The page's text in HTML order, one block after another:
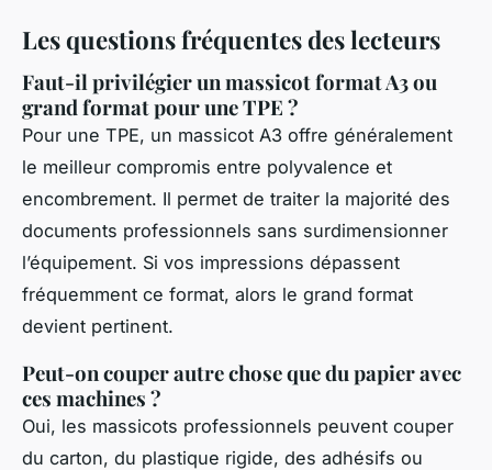
Les questions fréquentes des lecteurs
Faut-il privilégier un massicot format A3 ou
grand format pour une TPE ?
Pour une TPE, un massicot A3 offre généralement
le meilleur compromis entre polyvalence et
encombrement. Il permet de traiter la majorité des
documents professionnels sans surdimensionner
l’équipement. Si vos impressions dépassent
fréquemment ce format, alors le grand format
devient pertinent.
Peut-on couper autre chose que du papier avec
ces machines ?
Oui, les massicots professionnels peuvent couper
du carton, du plastique rigide, des adhésifs ou